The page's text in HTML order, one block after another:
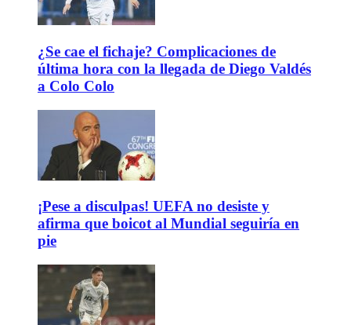
¿Se cae el fichaje? Complicaciones de
última hora con la llegada de Diego Valdés
a Colo Colo
¡Pese a disculpas! UEFA no desiste y
afirma que boicot al Mundial seguiría en
pie